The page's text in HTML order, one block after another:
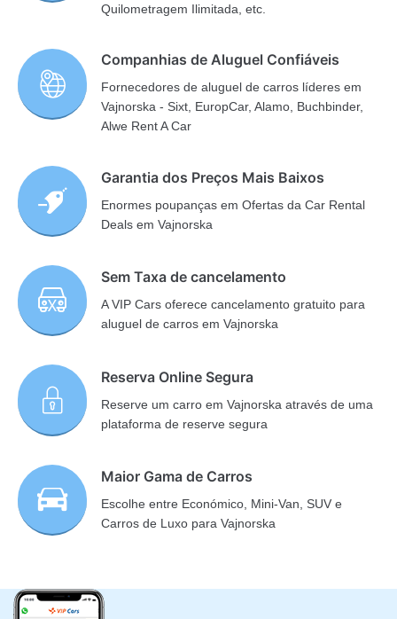
Quilometragem Ilimitada, etc.
Companhias de Aluguel Confiáveis
Fornecedores de aluguel de carros líderes em
Vajnorska - Sixt, EuropCar, Alamo, Buchbinder,
Alwe Rent A Car
Garantia dos Preços Mais Baixos
Enormes poupanças em Ofertas da Car Rental
Deals em Vajnorska
Sem Taxa de cancelamento
A VIP Cars oferece cancelamento gratuito para
aluguel de carros em Vajnorska
Reserva Online Segura
Reserve um carro em Vajnorska através de uma
plataforma de reserve segura
Maior Gama de Carros
Escolhe entre Económico, Mini-Van, SUV e
Carros de Luxo para Vajnorska